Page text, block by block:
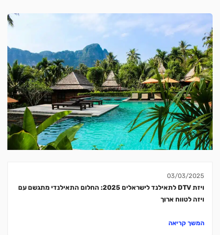
03/03/2025
ויזת DTV לתאילנד לישראלים 2025: החלום התאילנדי מתגשם עם
ויזה לטווח ארוך
המשך קריאה